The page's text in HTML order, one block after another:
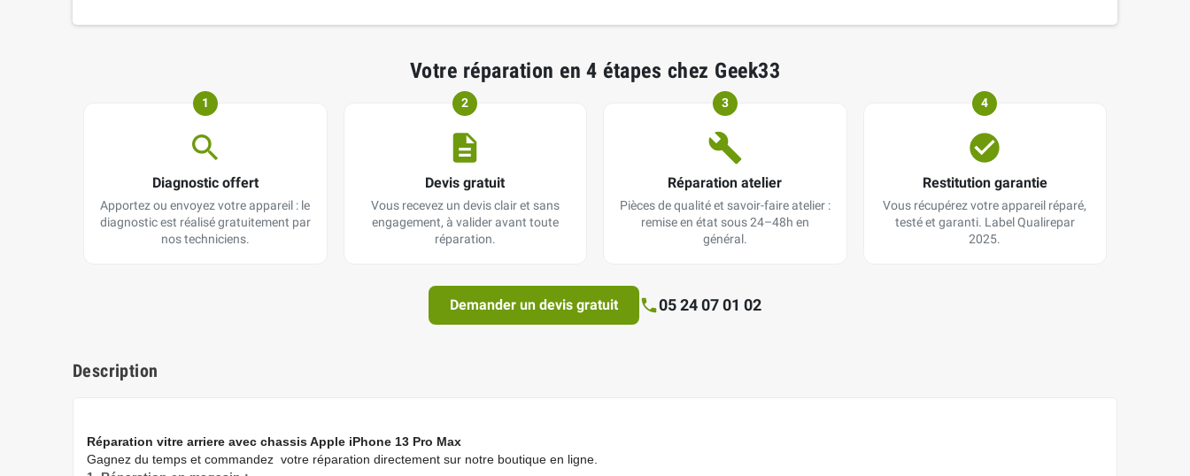
Votre réparation en 4 étapes chez Geek33
1
Diagnostic offert
Apportez ou envoyez votre appareil : le
diagnostic est réalisé gratuitement par
nos techniciens.
2
Devis gratuit
Vous recevez un devis clair et sans
engagement, à valider avant toute
réparation.
3
Réparation atelier
Pièces de qualité et savoir-faire atelier :
remise en état sous 24–48h en
général.
4
Restitution garantie
Vous récupérez votre appareil réparé,
testé et garanti. Label Qualirepar
2025.
Demander un devis gratuit 05 24 07 01 02
Description
Réparation vitre arriere avec chassis Apple iPhone 13 Pro Max
Gagnez du temps et commandez votre réparation directement sur notre boutique en ligne.